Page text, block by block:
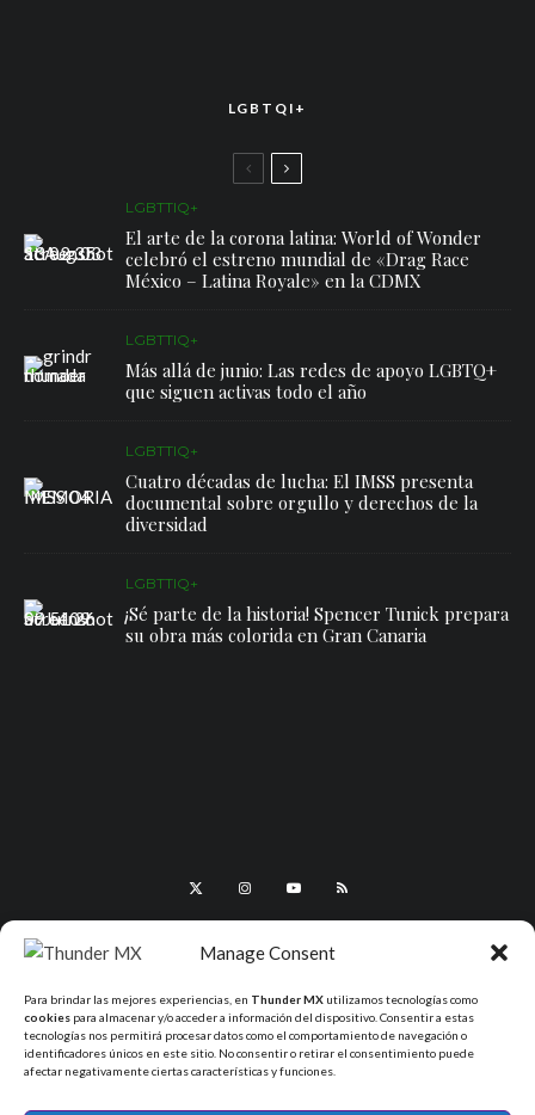
Manage Consent
Para brindar las mejores experiencias, en Thunder MX utilizamos tecnologías como
cookies para almacenar y/o acceder a información del dispositivo. Consentir a estas
tecnologías nos permitirá procesar datos como el comportamiento de navegación o
identificadores únicos en este sitio. No consentir o retirar el consentimiento puede
afectar negativamente ciertas características y funciones.
LGBTQI+
LGBTTIQ+
El arte de la corona latina: World of Wonder
celebró el estreno mundial de «Drag Race
México – Latina Royale» en la CDMX
LGBTTIQ+
Más allá de junio: Las redes de apoyo LGBTQ+
que siguen activas todo el año
LGBTTIQ+
Cuatro décadas de lucha: El IMSS presenta
documental sobre orgullo y derechos de la
diversidad
LGBTTIQ+
¡Sé parte de la historia! Spencer Tunick prepara
su obra más colorida en Gran Canaria